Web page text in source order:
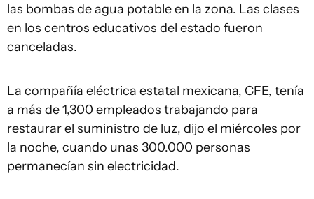
las bombas de agua potable en la zona. Las clases
en los centros educativos del estado fueron
canceladas.
La compañía eléctrica estatal mexicana, CFE, tenía
a más de 1,300 empleados trabajando para
restaurar el suministro de luz, dijo el miércoles por
la noche, cuando unas 300.000 personas
permanecían sin electricidad.